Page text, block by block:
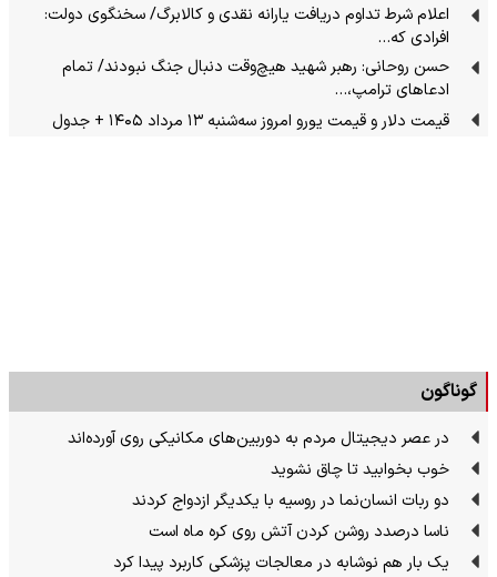
اعلام شرط تداوم دریافت یارانه نقدی و کالابرگ/ سخنگوی دولت:
افرادی که…
حسن روحانی: رهبر شهید هیچ‌وقت دنبال جنگ نبودند/ تمام
ادعاهای ترامپ،…
قیمت دلار و قیمت یورو امروز سه‌شنبه ۱۳ مرداد ۱۴۰۵ + جدول
گوناگون
در عصر دیجیتال مردم به دوربین‌های مکانیکی روی آورده‌اند
خوب بخوابید تا چاق نشوید
دو ربات انسان‌نما در روسیه با یکدیگر ازدواج کردند
ناسا درصدد روشن کردن آتش روی کره ماه است
یک بار هم نوشابه در معالجات پزشکی کاربرد پیدا کرد